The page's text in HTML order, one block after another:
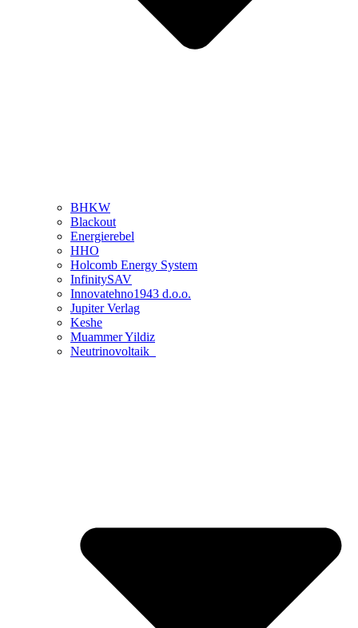
BHKW
Blackout
Energierebel
HHO
Holcomb Energy System
InfinitySAV
Innovatehno1943 d.o.o.
Jupiter Verlag
Keshe
Muammer Yildiz
Neutrinovoltaik